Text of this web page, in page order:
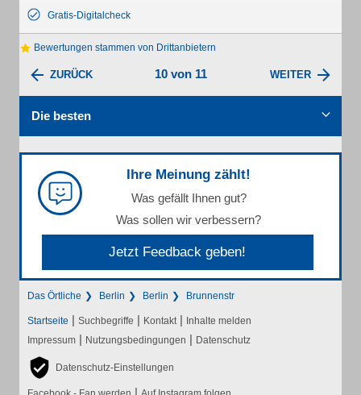
Gratis-Digitalcheck
Bewertungen stammen von Drittanbietern
ZURÜCK 10 von 11 WEITER
Die besten
Ihre Meinung zählt!
Was gefällt Ihnen gut?
Was sollen wir verbessern?
Jetzt Feedback geben!
Das Örtliche Berlin Berlin Brunnenstr
Startseite | Suchbegriffe | Kontakt | Inhalte melden
Impressum | Nutzungsbedingungen | Datenschutz
Datenschutz-Einstellungen